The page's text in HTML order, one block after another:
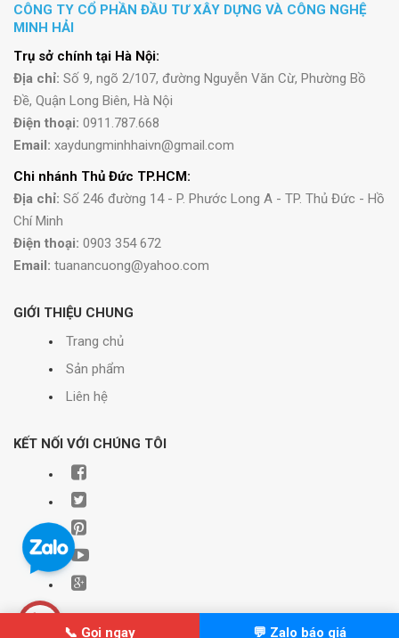
CÔNG TY CỔ PHẦN ĐẦU TƯ XÂY DỰNG VÀ CÔNG NGHỆ
MINH HẢI
Trụ sở chính tại Hà Nội:
Địa chỉ: Số 9, ngõ 2/107, đường Nguyễn Văn Cừ, Phường Bồ
Đề, Quận Long Biên, Hà Nội
Điện thoại: 0911.787.668
Email: xaydungminhhaivn@gmail.com
Chi nhánh Thủ Đức TP.HCM:
Địa chỉ: Số 246 đường 14 - P. Phước Long A - TP. Thủ Đức - Hồ
Chí Minh
Điện thoại: 0903 354 672
Email: tuanancuong@yahoo.com
GIỚI THIỆU CHUNG
Trang chủ
Sản phẩm
Liên hệ
KẾT NỐI VỚI CHÚNG TÔI
📞 Gọi ngay 💬 Zalo báo giá